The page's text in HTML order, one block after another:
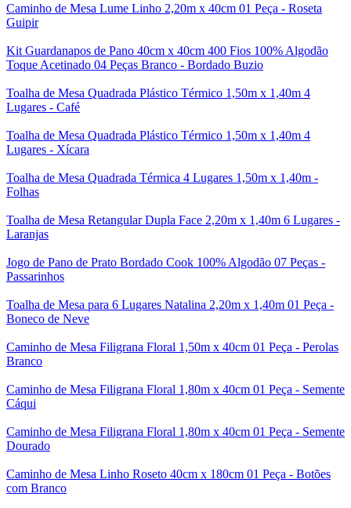
Caminho de Mesa Lume Linho 2,20m x 40cm 01 Peça - Roseta
Guipir
Kit Guardanapos de Pano 40cm x 40cm 400 Fios 100% Algodão
Toque Acetinado 04 Peças Branco - Bordado Buzio
Toalha de Mesa Quadrada Plástico Térmico 1,50m x 1,40m 4
Lugares - Café
Toalha de Mesa Quadrada Plástico Térmico 1,50m x 1,40m 4
Lugares - Xícara
Toalha de Mesa Quadrada Térmica 4 Lugares 1,50m x 1,40m -
Folhas
Toalha de Mesa Retangular Dupla Face 2,20m x 1,40m 6 Lugares -
Laranjas
Jogo de Pano de Prato Bordado Cook 100% Algodão 07 Peças -
Passarinhos
Toalha de Mesa para 6 Lugares Natalina 2,20m x 1,40m 01 Peça -
Boneco de Neve
Caminho de Mesa Filigrana Floral 1,50m x 40cm 01 Peça - Perolas
Branco
Caminho de Mesa Filigrana Floral 1,80m x 40cm 01 Peça - Semente
Cáqui
Caminho de Mesa Filigrana Floral 1,80m x 40cm 01 Peça - Semente
Dourado
Caminho de Mesa Linho Roseto 40cm x 180cm 01 Peça - Botões
com Branco